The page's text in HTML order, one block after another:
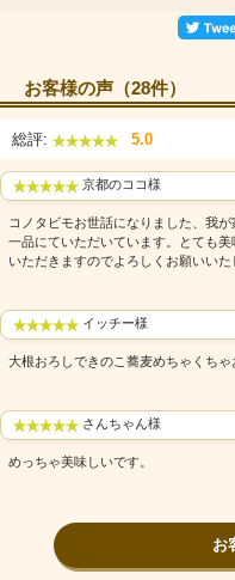
お客様の声（28件）
総評: 5.0
京都のココ様
コノタビモお世話になりました、我
一品にていただいています。とても
いただきますのでよろしくお願いいた
イッチー様
大根おろしできのこ蕎麦めちゃくちゃ
さんちゃん様
めっちゃ美味しいです。
お